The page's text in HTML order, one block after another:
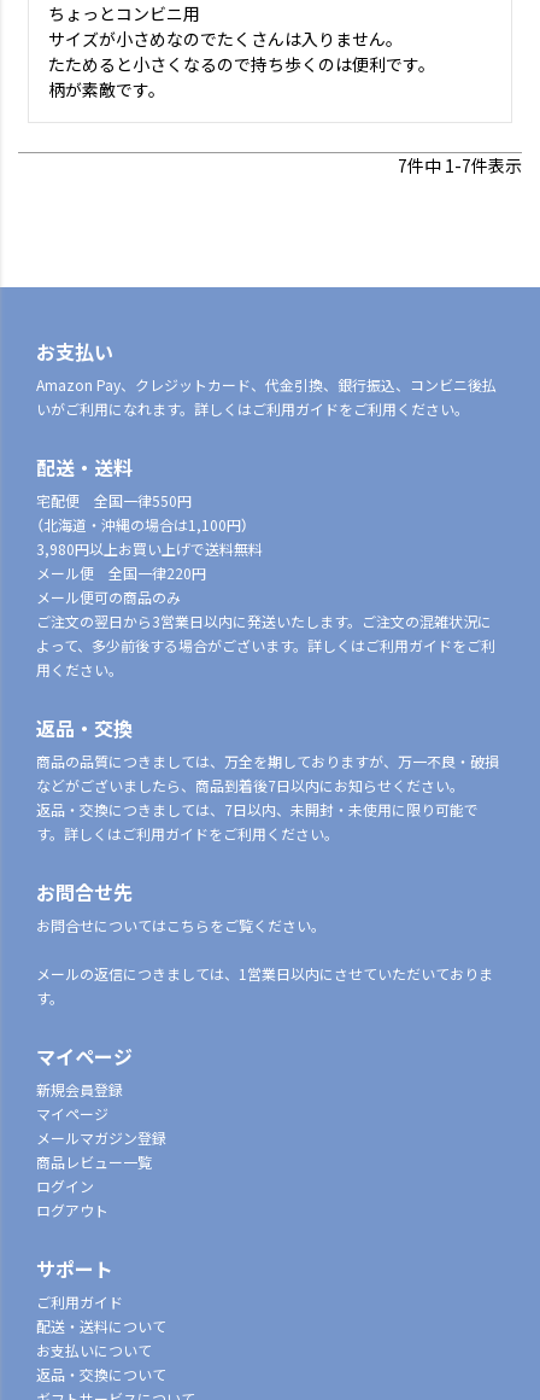
ちょっとコンビニ用
サイズが小さめなのでたくさんは入りません。
たためると小さくなるので持ち歩くのは便利です。
柄が素敵です。
7件中 1-7件表示
お支払い
Amazon Pay、クレジットカード、代金引換、銀行振込、コンビニ後払
いがご利用になれます。詳しくはご利用ガイドをご利用ください。
配送・送料
宅配便 全国一律550円
（北海道・沖縄の場合は1,100円）
3,980円以上お買い上げで送料無料
メール便 全国一律220円
メール便可の商品のみ
ご注文の翌日から3営業日以内に発送いたします。ご注文の混雑状況に
よって、多少前後する場合がございます。詳しくはご利用ガイドをご利
用ください。
返品・交換
商品の品質につきましては、万全を期しておりますが、万一不良・破損
などがございましたら、商品到着後7日以内にお知らせください。
返品・交換につきましては、7日以内、未開封・未使用に限り可能で
す。詳しくはご利用ガイドをご利用ください。
お問合せ先
お問合せについてはこちらをご覧ください。
メールの返信につきましては、1営業日以内にさせていただいておりま
す。
マイページ
新規会員登録
マイページ
メールマガジン登録
商品レビュー一覧
ログイン
ログアウト
サポート
ご利用ガイド
配送・送料について
お支払いについて
返品・交換について